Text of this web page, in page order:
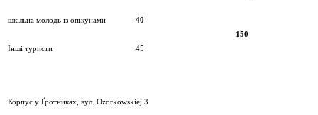
шкільна молодь із опікунами
40
150
Інші туристи
45
Корпус у Ґротниках, вул. Ozorkowskiej 3